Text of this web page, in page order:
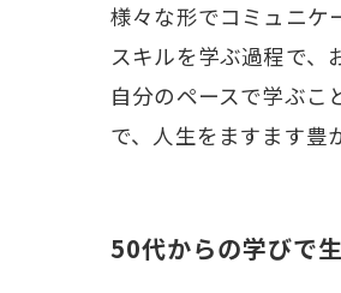
様々な形でコミュニケ
スキルを学ぶ過程で、
自分のペースで学ぶこ
で、人生をますます豊
50代からの学びで